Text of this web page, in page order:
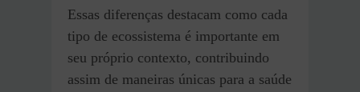
Essas diferenças destacam como cada
tipo de ecossistema é importante em
seu próprio contexto, contribuindo
assim de maneiras únicas para a saúde